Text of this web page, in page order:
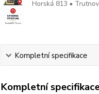
Horská 813 • Trutnov
Kompletní specifikace
Kompletní